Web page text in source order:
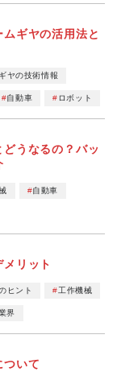
ギヤの活用法と
ヤの技術情報
自動車 ロボット
うなるの？バッ
自動車
リット
ヒント 工作機械
界
ついて